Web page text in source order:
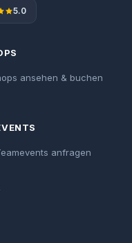
5.0
ansehen & buchen
anfragen